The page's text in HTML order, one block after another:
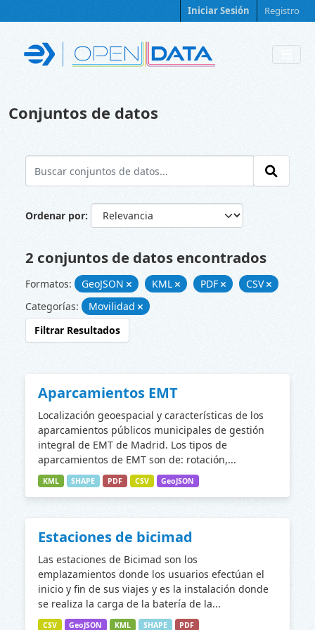
Iniciar Sesión Registro
Conjuntos de datos
Ordenar por
2 conjuntos de datos encontrados
Formatos: GeoJSON KML PDF
CSV
Categorías:
Movilidad
Filtrar Resultados
Aparcamientos EMT
Localización geoespacial y características de los
aparcamientos públicos municipales de gestión
integral de EMT de Madrid. Los tipos de
aparcamientos de EMT son de: rotación,...
KML SHAPE PDF CSV GeoJSON
Estaciones de bicimad
Las estaciones de Bicimad son los
emplazamientos donde los usuarios efectúan el
inicio y fin de sus viajes y es la instalación donde
se realiza la carga de la batería de la...
CSV GeoJSON KML SHAPE PDF